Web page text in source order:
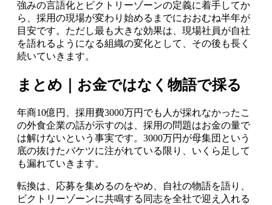
強みの言語化とビクトリーゾーンの定義に着手してか
ら、採用の現場が変わり始めるまでにおおむね半年が
目安です。ただし最も大きな効果は、現場社員が自社
を語れるようになる組織の変化として、その後も長く
続いていきます。
まとめ｜お金ではなく物語で採る
年商10億円、採用費3000万円でも人が採れなかったこ
の外食企業の話が示すのは、採用の問題はお金の量で
は解けないという事実です。3000万円が母集団という
底の抜けたバケツに注がれている限り、いくら足して
も漏れていきます。
転換は、応募を集めるのをやめ、自社の物語を語り、
ビクトリーゾーンに共鳴する同志を全社で迎え入れる